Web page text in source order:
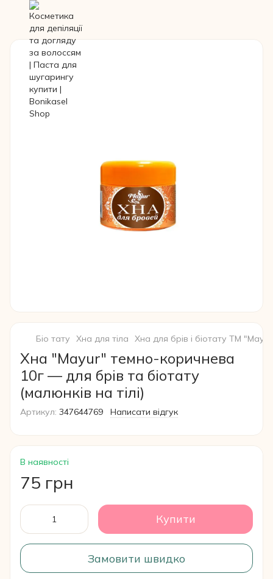
Біо тату Хна для тіла Хна для брів і біотату ТМ
Хна "Mayur" темно-коричнева
10г — для брів та біотату
(малюнків на тілі)
Артикул: 347644769 Написати відгук
В наявності
75 грн
Купити
Замовити швидко